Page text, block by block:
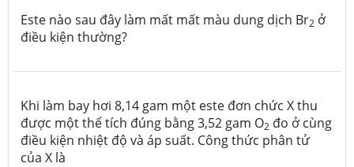
Este nào sau đây làm mất mất màu dung dịch Br2 ở
điều kiện thường?
Khi làm bay hơi 8,14 gam một este đơn chức X thu
được một thể tích đúng bằng 3,52 gam O2 đo ở cùng
điều kiện nhiệt độ và áp suất. Công thức phân tử
của X là